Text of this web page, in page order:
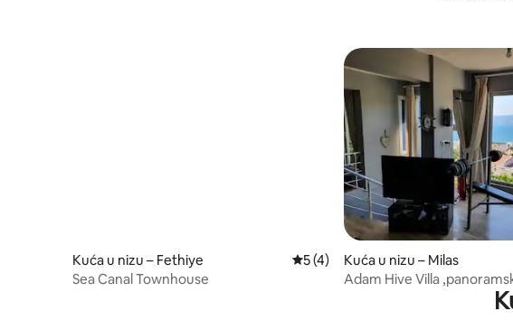
Kuća u nizu – Fethiye Prosječna ocjena: 5/5, recenzija: 4
5 (4)
Sea Canal Townhouse
Kuća u nizu – Milas
Adam Hive Villa